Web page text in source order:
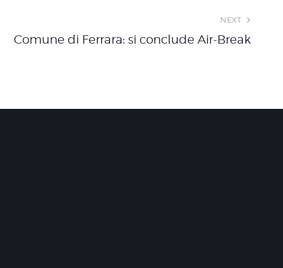
NEXT
Comune di Ferrara: si conclude Air-Break